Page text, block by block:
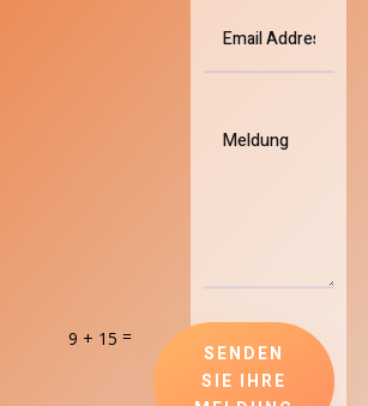
9 + 15 =
SENDEN
SIE IHRE